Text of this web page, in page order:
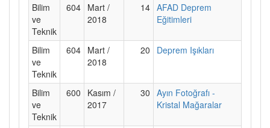
Bilim
ve
Teknik
604 Mart /
2018
14 AFAD Deprem
Eğitimleri
Bilim
ve
Teknik
604 Mart /
2018
20 Deprem Işıkları
Bilim
ve
Teknik
600
Kasım /
2017
30 Ayın Fotoğrafı -
Kristal Mağaralar